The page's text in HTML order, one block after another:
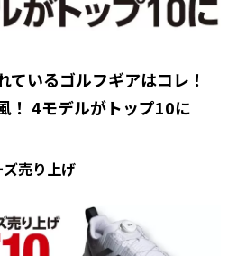
ているゴルフギアはコレ！
！ 4モデルがトップ10に
売り上げ